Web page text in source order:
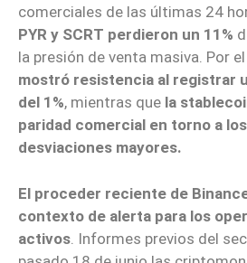
comerciales de las últimas 24
PYR y SCRT perdieron un 11%
la presión de venta masiva. Por
mostró resistencia al registrar
del 1%, mientras que la
paridad comercial en torno a
desviaciones mayores.
El proceder reciente de
contexto de alerta para los
activos . Informes previos del